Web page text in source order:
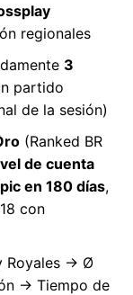
regionales
3
partido
de la sesión)
(Ranked BR
de cuenta
en 180 días,
con
Royales → Ø
→ Tiempo de